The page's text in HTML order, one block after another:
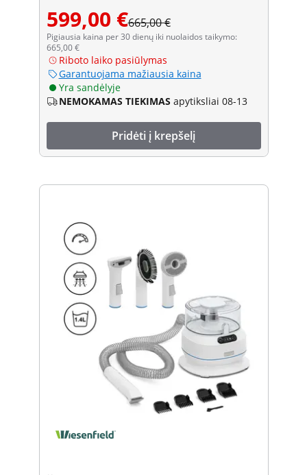
599,00 €665,00 €
Pigiausia kaina per 30 dienų iki nuolaidos taikymo:
665,00 €
Riboto laiko pasiūlymas
Garantuojama mažiausia kaina
Yra sandėlyje
NEMOKAMAS TIEKIMAS apytiksliai 08-13
Pridėti į krepšelį